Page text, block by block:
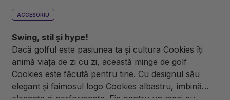
ACCESORIU
Swing, stil și hype!
Dacă golful este pasiunea ta și cultura Cookies îți
animă viața de zi cu zi, această minge de golf
Cookies este făcută pentru tine. Cu designul său
elegant și faimosul logo Cookies albastru, îmbină